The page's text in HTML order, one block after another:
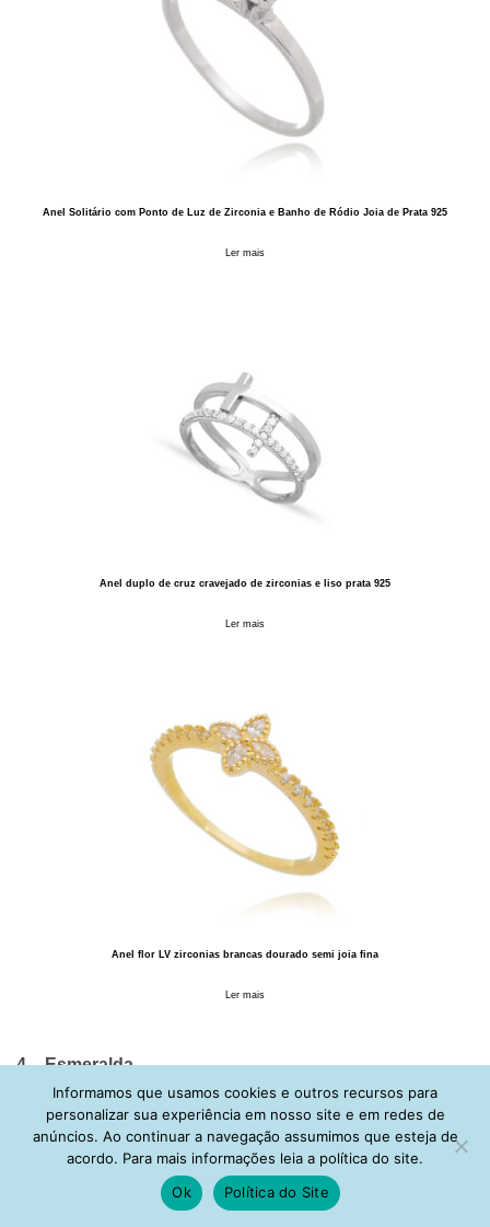
Anel Solitário com Ponto de Luz de Zirconia e Banho de Ródio Joia de Prata 925
Ler mais
Anel duplo de cruz cravejado de zirconias e liso prata 925
Ler mais
Anel flor LV zirconias brancas dourado semi joia fina
Ler mais
4 – Esmeralda
Taí outra pedra que não tem só beleza, mas sim
significado. Os gregos consideravam a esmeralda a “pedra
do amor” e relacionaram a gema à Afrodite, Deusa do
Amor. Além disso, ela era a queridinha da rainha
Cleópatra. Sua cor esverdeada fica especialmente linda
Informamos que usamos cookies e outros recursos para
personalizar sua experiência em nosso site e em redes de
anúncios. Ao continuar a navegação assumimos que esteja de
acordo. Para mais informações leia a política do site.
Ok
Política do Site